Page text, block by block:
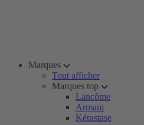
Marques
Tout afficher
Marques top
Lancôme
Armani
Kérastase